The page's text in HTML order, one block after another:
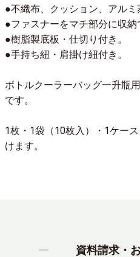
●不織布、クッション、アルミ
●ファスナーをマチ部分に収納
●樹脂製底板・仕切り付き。
●手持ち紐・肩掛け紐付き。
ボトルクーラーバッグ一升瓶
です。
1枚・1袋（10枚入）・1ケー
けます。
資料請求・